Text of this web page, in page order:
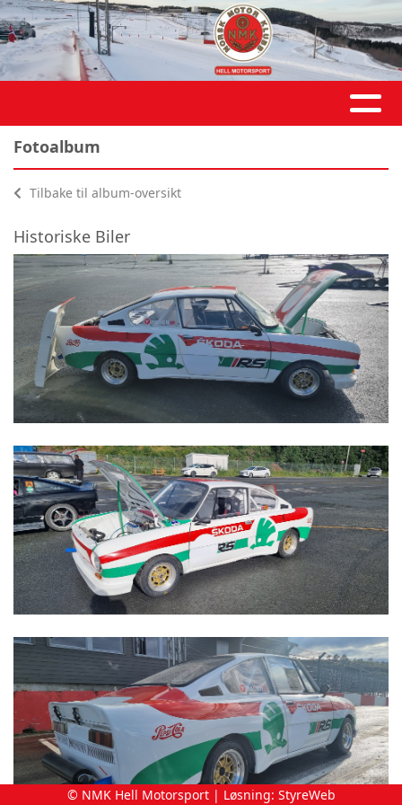
Fotoalbum
Tilbake til album-oversikt
Historiske Biler
© NMK Hell Motorsport | Løsning: StyreWeb